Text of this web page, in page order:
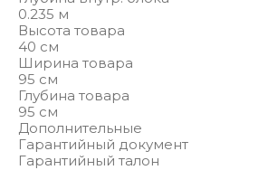
0.235 м
Высота товара
40 см
Ширина товара
95 см
Глубина товара
95 см
Дополнительные
Гарантийный документ
Гарантийный талон